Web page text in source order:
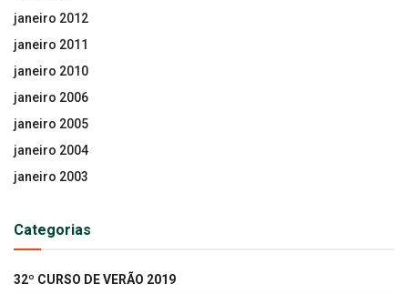
janeiro 2012
janeiro 2011
janeiro 2010
janeiro 2006
janeiro 2005
janeiro 2004
janeiro 2003
Categorias
32º CURSO DE VERÃO 2019